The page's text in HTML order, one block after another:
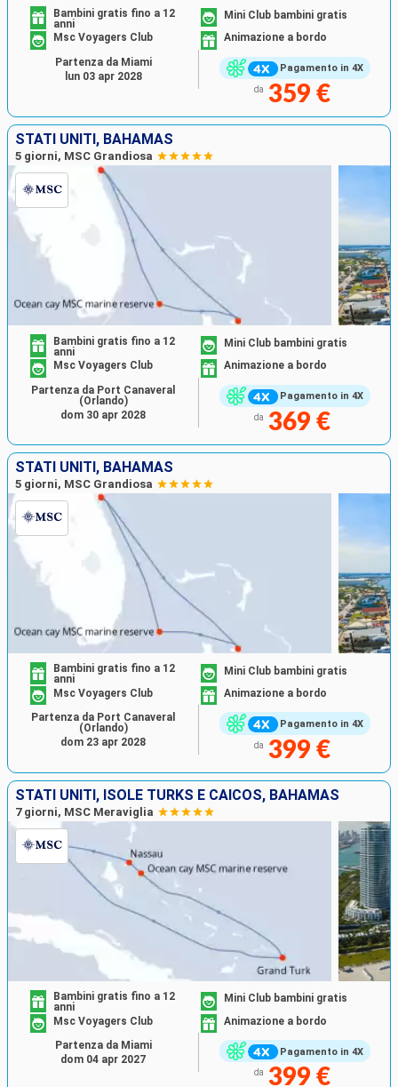
Pagamento in 4X
Bambini gratis fino a 12
anni
Mini Club bambini gratis
Msc Voyagers Club
Animazione a bordo
da 359 €
Partenza da Miami
lun 03 apr 2028
STATI UNITI, BAHAMAS
5 giorni, MSC Grandiosa
Pagamento in 4X
Bambini gratis fino a 12
anni
Mini Club bambini gratis
Msc Voyagers Club
Animazione a bordo
da 369 €
Partenza da Port Canaveral
(Orlando)
dom 30 apr 2028
STATI UNITI, BAHAMAS
5 giorni, MSC Grandiosa
Pagamento in 4X
Bambini gratis fino a 12
anni
Mini Club bambini gratis
Msc Voyagers Club
Animazione a bordo
da 399 €
Partenza da Port Canaveral
(Orlando)
dom 23 apr 2028
STATI UNITI, ISOLE TURKS E CAICOS, BAHAMAS
7 giorni, MSC Meraviglia
Pagamento in 4X
Bambini gratis fino a 12
anni
Mini Club bambini gratis
Msc Voyagers Club
Animazione a bordo
da 399 €
Partenza da Miami
dom 04 apr 2027